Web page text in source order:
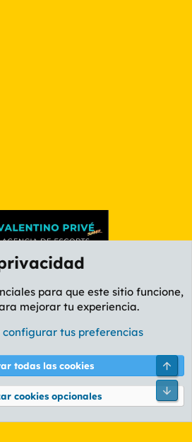
AMARILLO
reglas Política de privacidad Ayuda
® © 2010-2026 XenForo Ltd.
para que este sitio funcione,
mejorar tu experiencia.
tus preferencias
todas las cookies
cookies opcionales
Pie